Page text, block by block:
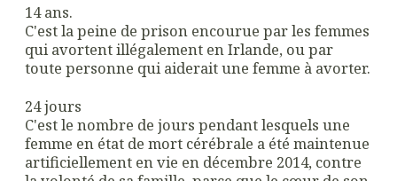
14 ans.
C'est la peine de prison encourue par les femmes
qui avortent illégalement en Irlande, ou par
toute personne qui aiderait une femme à avorter.
24 jours
C'est le nombre de jours pendant lesquels une
femme en état de mort cérébrale a été maintenue
artificiellement en vie en décembre 2014, contre